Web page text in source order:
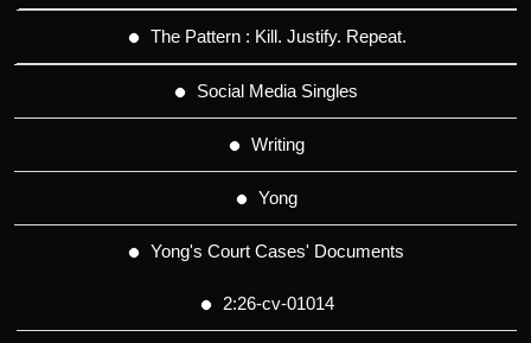
The Pattern : Kill. Justify. Repeat.
Social Media Singles
Writing
Yong
Yong's Court Cases' Documents
2:26-cv-01014